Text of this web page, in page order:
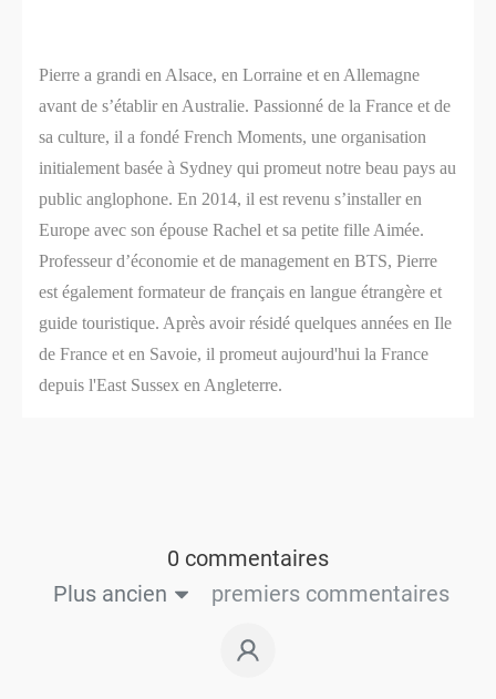
Pierre a grandi en Alsace, en Lorraine et en Allemagne
avant de s’établir en Australie. Passionné de la France et de
sa culture, il a fondé French Moments, une organisation
initialement basée à Sydney qui promeut notre beau pays au
public anglophone. En 2014, il est revenu s’installer en
Europe avec son épouse Rachel et sa petite fille Aimée.
Professeur d’économie et de management en BTS, Pierre
est également formateur de français en langue étrangère et
guide touristique. Après avoir résidé quelques années en Ile
de France et en Savoie, il promeut aujourd'hui la France
depuis l'East Sussex en Angleterre.
0 commentaires
Plus ancien
premiers commentaires